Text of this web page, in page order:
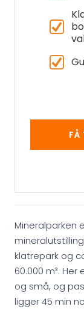
FÅ
Mineralparken
klatrepark og
60.000 m³.
og små, og
ligger 45 min